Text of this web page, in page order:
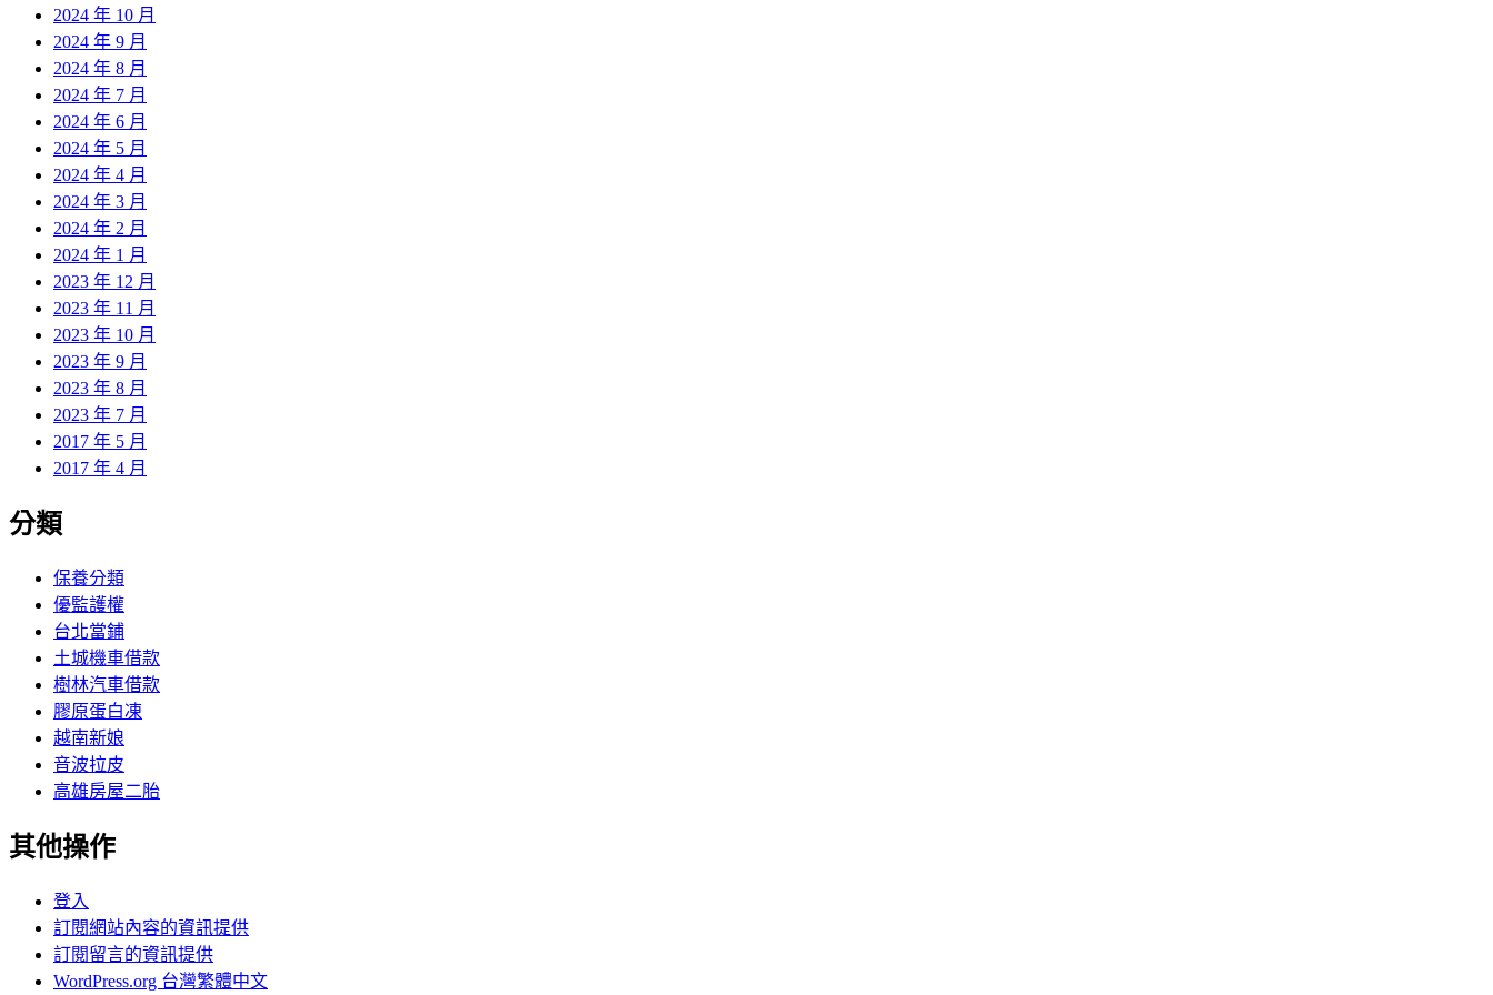
2024 年 10 月
2024 年 9 月
2024 年 8 月
2024 年 7 月
2024 年 6 月
2024 年 5 月
2024 年 4 月
2024 年 3 月
2024 年 2 月
2024 年 1 月
2023 年 12 月
2023 年 11 月
2023 年 10 月
2023 年 9 月
2023 年 8 月
2023 年 7 月
2017 年 5 月
2017 年 4 月
分類
保養分類
優監護權
台北當鋪
土城機車借款
樹林汽車借款
膠原蛋白凍
越南新娘
音波拉皮
高雄房屋二胎
其他操作
登入
訂閱網站內容的資訊提供
訂閱留言的資訊提供
WordPress.org 台灣繁體中文